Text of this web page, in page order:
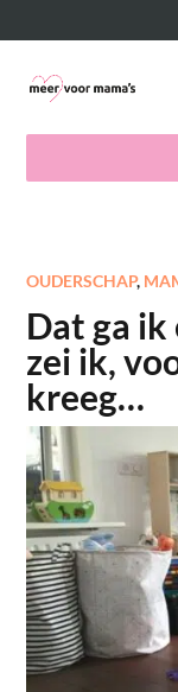
OUDERSCHAP,
Dat ga
zei ik,
kreeg…